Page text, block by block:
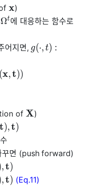
x)
Ωt에 대응하는 함수로
어지면, g(⋅, t) :
(x,t))
of X)
t),t)
꾸면 (push forward)
,t)
,t) (Eq.11)